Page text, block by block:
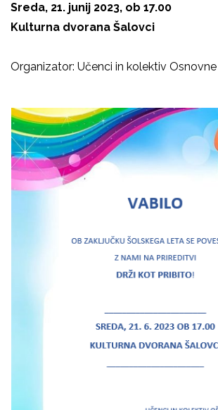
Sreda, 21. junij 2023, ob 17.00
Kulturna dvorana Šalovci
Organizator: Učenci in kolektiv